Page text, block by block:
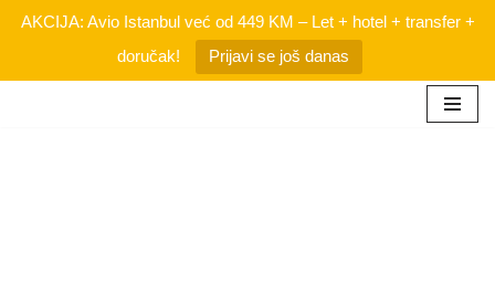
AKCIJA: Avio Istanbul već od 449 KM – Let + hotel + transfer +
doručak!
Prijavi se još danas